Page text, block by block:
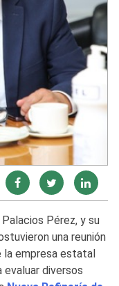
Pérez, y su
una reunión
la empresa estatal
evaluar diversos